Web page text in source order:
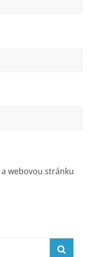
webovou stránku